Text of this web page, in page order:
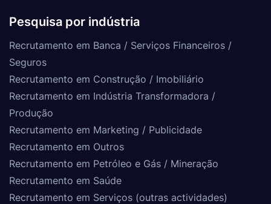
Pesquisa por indústria
Recrutamento em Banca / Serviços Financeiros /
Seguros
Recrutamento em Construção / Imobiliário
Recrutamento em Indústria Transformadora /
Produção
Recrutamento em Marketing / Publicidade
Recrutamento em Outros
Recrutamento em Petróleo e Gás / Mineração
Recrutamento em Saúde
Recrutamento em Serviços (outras actividades)